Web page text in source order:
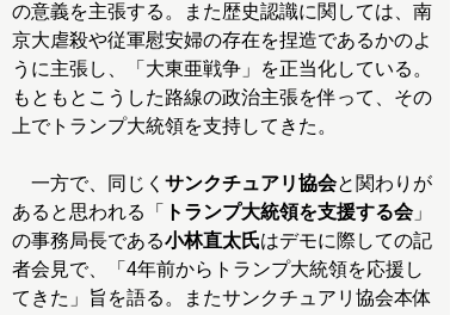
の意義を主張する。また歴史認識に関しては、南
京大虐殺や従軍慰安婦の存在を捏造であるかのよ
うに主張し、「大東亜戦争」を正当化している。
もともとこうした路線の政治主張を伴って、その
上でトランプ大統領を支持してきた。
一方で、同じく サンクチュアリ協会と関わりが
あると思われる「
トランプ大統領を支援する会」
の事務局長である小林直太氏はデモに際しての記
者会見で、「4年前からトランプ大統領を応援し
てきた」旨を語る。またサンクチュアリ協会本体